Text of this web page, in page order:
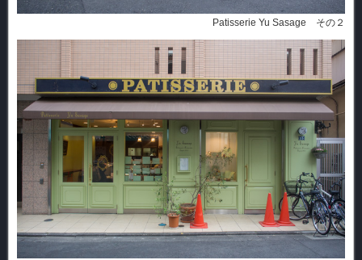
Patisserie Yu Sasage その２